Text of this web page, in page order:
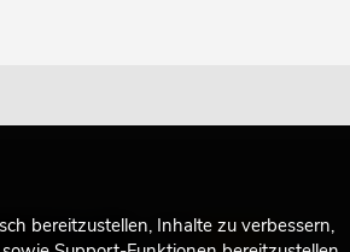
LICHT
bereitzustellen, Inhalte zu verbessern,